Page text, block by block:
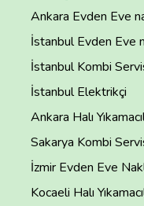
Ankara Evden Eve
İstanbul Evden Eve
İstanbul Kombi
İstanbul Elektrikçi
Ankara Halı
Sakarya Kombi
İzmir Evden Eve
Kocaeli Halı